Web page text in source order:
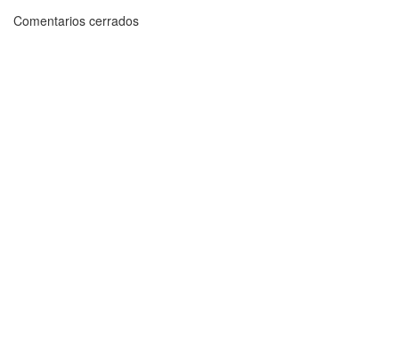
Comentarios cerrados